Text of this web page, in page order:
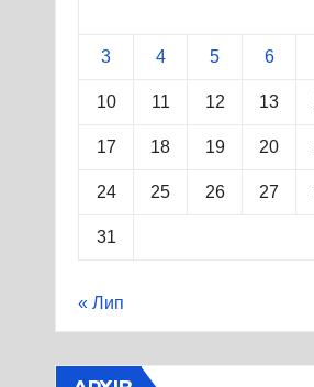
3 4 5 6
10 11 12 13
17 18 19 20
24 25 26 27
31
« Лип